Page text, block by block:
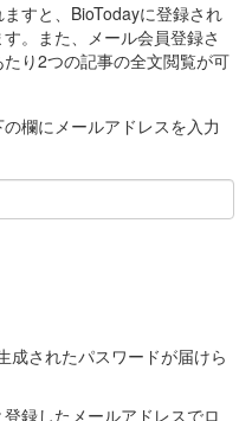
すと、BioTodayに登録され
。また、メール会員登録さ
り2つの記事の全文閲覧が可
欄にメールアドレスを入力
成されたパスワードが届けら
録したメールアドレスでロ